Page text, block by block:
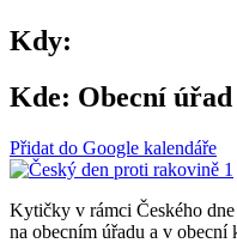
Kdy:
Kde: Obecní úřad
Přidat do Google kalendáře
Kytičky v rámci Českého
na obecním úřadu a v